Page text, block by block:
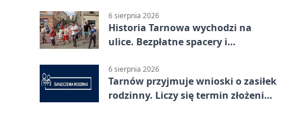
6 sierpnia 2026
Historia Tarnowa wychodzi na
ulice. Bezpłatne spacery i
6 sierpnia 2026
Tarnów przyjmuje wnioski o zasiłek
rodzinny. Liczy się termin złożenia